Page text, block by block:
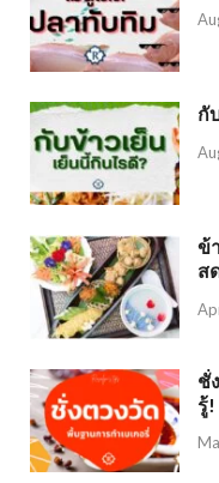
กั
ข้
ส
ชั่
รู้!